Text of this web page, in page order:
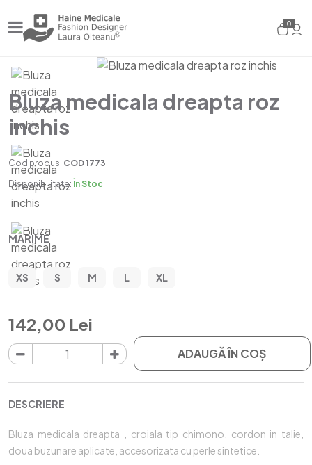
0
Bluza medicala dreapta roz
inchis
Cod produs: COD 1773
Disponibilitate: În Stoc
MARIME
XS S M L XL
142,00 Lei
ADAUGĂ ÎN COŞ
DESCRIERE
Bluza medicala dreapta , croiala tip chimono, cordon in talie,
doua buzunare aplicate, accesorizata cu perle sintetice.